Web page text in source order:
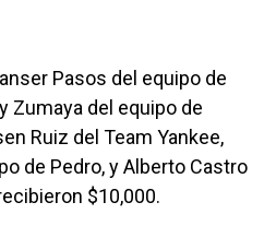
Pasos del equipo de
Zumaya del equipo de
Ruiz del Team Yankee,
de Pedro, y Alberto Castro
$10,000.